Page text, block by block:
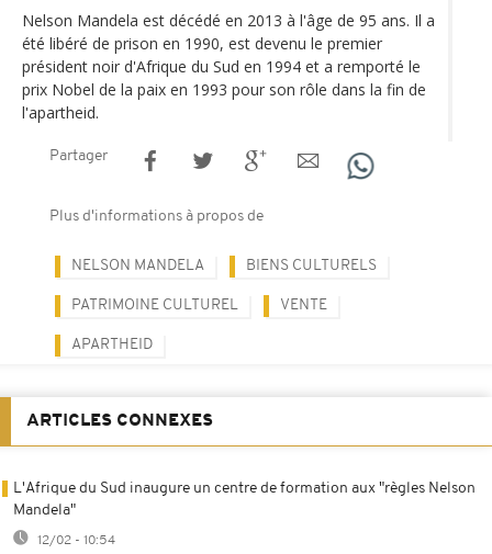
Nelson Mandela est décédé en 2013 à l'âge de 95 ans. Il a
été libéré de prison en 1990, est devenu le premier
président noir d'Afrique du Sud en 1994 et a remporté le
prix Nobel de la paix en 1993 pour son rôle dans la fin de
l'apartheid.
Partager
Plus d'informations à propos de
NELSON MANDELA BIENS CULTURELS
PATRIMOINE CULTUREL VENTE
APARTHEID
ARTICLES CONNEXES
L'Afrique du Sud inaugure un centre de formation aux "règles Nelson
Mandela"
12/02 - 10:54